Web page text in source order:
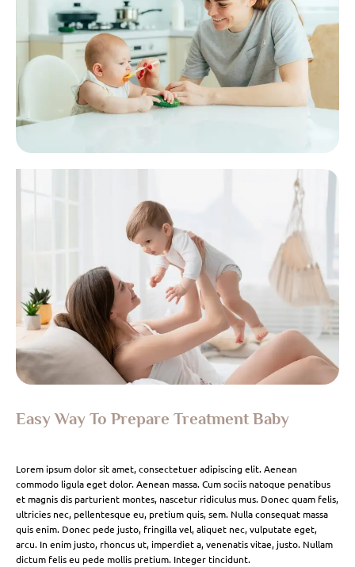
Easy Way To Prepare Treatment Baby
Lorem ipsum dolor sit amet, consectetuer adipiscing elit. Aenean
commodo ligula eget dolor. Aenean massa. Cum sociis natoque penatibus
et magnis dis parturient montes, nascetur ridiculus mus. Donec quam felis,
ultricies nec, pellentesque eu, pretium quis, sem. Nulla consequat massa
quis enim. Donec pede justo, fringilla vel, aliquet nec, vulputate eget,
arcu. In enim justo, rhoncus ut, imperdiet a, venenatis vitae, justo. Nullam
dictum felis eu pede mollis pretium. Integer tincidunt.